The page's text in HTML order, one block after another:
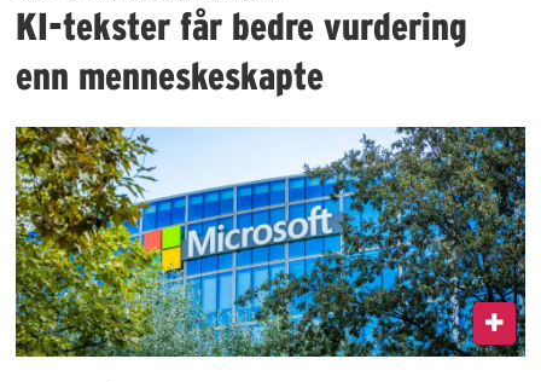
KI-tekster får bedre vurdering
enn menneskeskapte